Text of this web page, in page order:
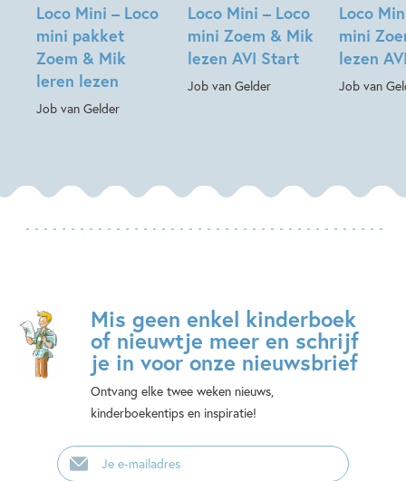
Loco Mini – Loco
mini pakket
Zoem & Mik
leren lezen
Job van Gelder
Loco Mini – Loco
mini Zoem & Mik
lezen AVI Start
Job van Gelder
Loco
mini
lezen
Job van
Mis geen enkel kinderboek
of nieuwtje meer en schrijf
je in voor onze nieuwsbrief
Ontvang elke twee weken nieuws,
kinderboekentips en inspiratie!
E-
mailadres